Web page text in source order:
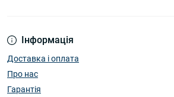
Інформація
Доставка і оплата
Про нас
Гарантія